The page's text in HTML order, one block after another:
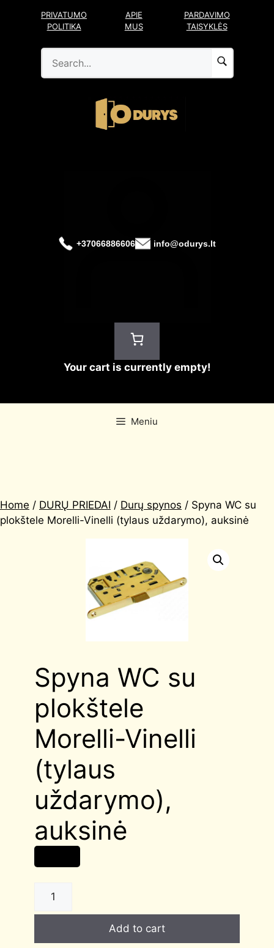
PRIVATUMO
POLITIKA
APIE
MUS
PARDAVIMO
TAISYKLĖS
+37066886606 info@odurys.lt
Your cart is currently empty!
Meniu
Home / DURŲ PRIEDAI / Durų spynos / Spyna WC su
plokštele Morelli-Vinelli (tylaus uždarymo), auksinė
Spyna WC su
plokštele
Morelli-Vinelli
(tylaus
uždarymo),
auksinė
Spyna
Add to cart